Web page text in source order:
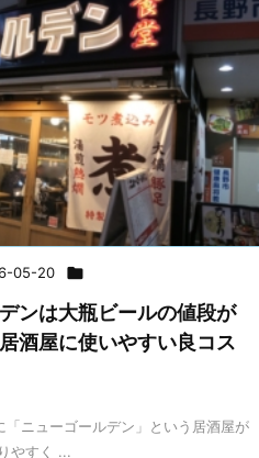
05-20 
ンは大瓶ビールの値段が
酒屋に使いやすい良コス
「ニューゴールデン」という居酒屋が
やすく ...